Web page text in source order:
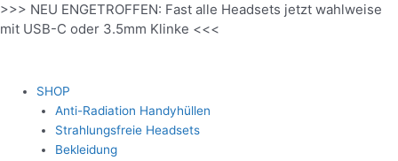
Zum
Inhalt
>>> NEU ENGETROFFEN: Fast alle Headsets jetzt wahlweise
mit USB-C oder 3.5mm Klinke <<<
SHOP
Anti-Radiation Handyhüllen
Strahlungsfreie Headsets
Bekleidung